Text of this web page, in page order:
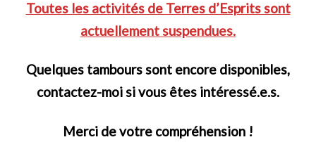
Toutes les activités de Terres d’Esprits sont
actuellement suspendues.
Quelques tambours sont encore disponibles,
contactez-moi si vous êtes intéressé.e.s.
Merci de votre compréhension !